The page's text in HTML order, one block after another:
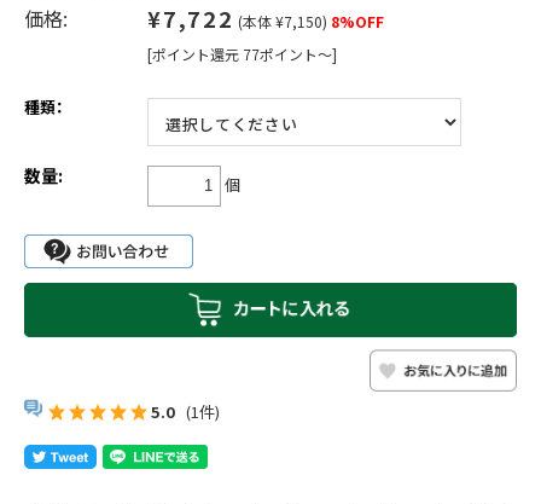
価格: ¥7,722 (本体 ¥7,150) 8%OFF
[ポイント還元 77ポイント～]
種類：
数量: 個
5.0 (1件)